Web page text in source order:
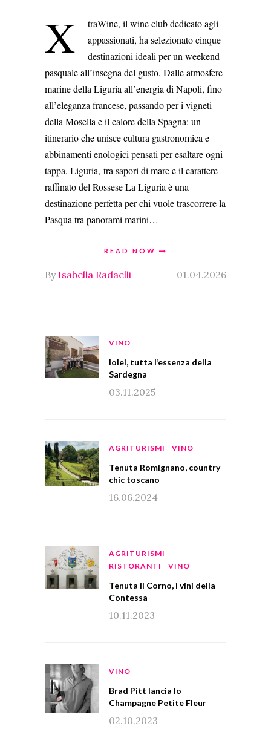
X
traWine, il wine club dedicato agli
appassionati, ha selezionato cinque
destinazioni ideali per un weekend
pasquale all’insegna del gusto. Dalle atmosfere
marine della Liguria all’energia di Napoli, fino
all’eleganza francese, passando per i vigneti
della Mosella e il calore della Spagna: un
itinerario che unisce cultura gastronomica e
abbinamenti enologici pensati per esaltare ogni
tappa. Liguria, tra sapori di mare e il carattere
raffinato del Rossese La Liguria è una
destinazione perfetta per chi vuole trascorrere la
Pasqua tra panorami marini…
READ NOW
By Isabella Radaelli 01.04.2026
VINO
Iolei, tutta l’essenza della
Sardegna
03.11.2025
AGRITURISMI VINO
Tenuta Romignano, country
chic toscano
16.06.2024
AGRITURISMI
RISTORANTI
VINO
Tenuta il Corno, i vini della
Contessa
10.11.2023
VINO
Brad Pitt lancia lo
Champagne Petite Fleur
02.10.2023